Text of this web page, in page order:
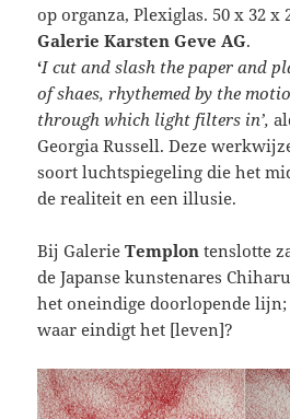
op organza, Plexiglas. 50 x 32 x
Galerie Karsten Geve AG.
‘I cut and slash the paper and
of shaes, rhythemed by the
through which light filters in’,
Georgia Russell. Deze
soort luchtspiegeling die het
de realiteit en een illusie.
Bij GalerieTemplontenslotte
de Japanse kunstenares
het oneindige doorlopende lijn;
waar eindigt het [leven]?